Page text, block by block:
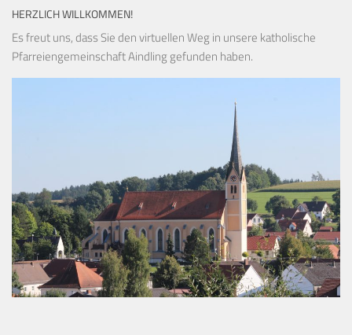
HERZLICH WILLKOMMEN!
Es freut uns, dass Sie den virtuellen Weg in unsere katholische
Pfarreiengemeinschaft Aindling gefunden haben.